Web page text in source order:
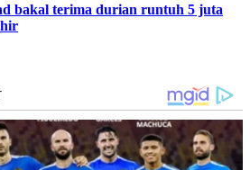
bakal terima durian runtuh 5 juta